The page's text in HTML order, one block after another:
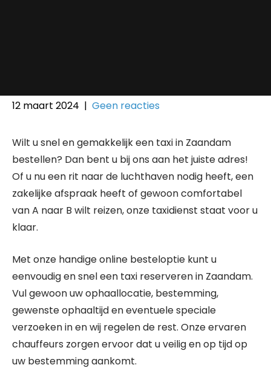
12 maart 2024 | Geen reacties
Wilt u snel en gemakkelijk een taxi in Zaandam
bestellen? Dan bent u bij ons aan het juiste adres!
Of u nu een rit naar de luchthaven nodig heeft, een
zakelijke afspraak heeft of gewoon comfortabel
van A naar B wilt reizen, onze taxidienst staat voor u
klaar.
Met onze handige online besteloptie kunt u
eenvoudig en snel een taxi reserveren in Zaandam.
Vul gewoon uw ophaallocatie, bestemming,
gewenste ophaaltijd en eventuele speciale
verzoeken in en wij regelen de rest. Onze ervaren
chauffeurs zorgen ervoor dat u veilig en op tijd op
uw bestemming aankomt.